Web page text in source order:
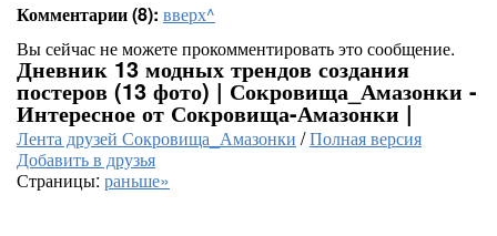
Комментарии (8): вверх^
Вы сейчас не можете прокомментировать это сообщение.
Дневник 13 модных трендов создания
постеров (13 фото) | Сокровища_Амазонки -
Интересное от Сокровища-Амазонки |
Лента друзей Сокровища_Амазонки /Полная версия
Добавить в друзья
Страницы: раньше»